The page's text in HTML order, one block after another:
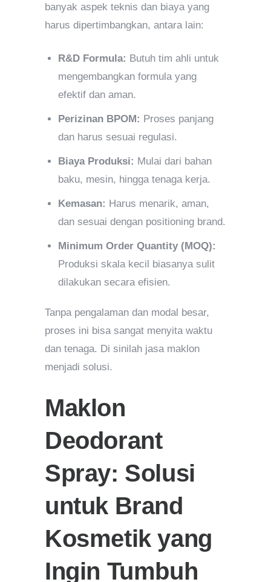
banyak aspek teknis dan biaya yang
harus dipertimbangkan, antara lain:
R&D Formula: Butuh tim ahli untuk
mengembangkan formula yang
efektif dan aman.
Perizinan BPOM: Proses panjang
dan harus sesuai regulasi.
Biaya Produksi: Mulai dari bahan
baku, mesin, hingga tenaga kerja.
Kemasan: Harus menarik, aman,
dan sesuai dengan positioning brand.
Minimum Order Quantity (MOQ):
Produksi skala kecil biasanya sulit
dilakukan secara efisien.
Tanpa pengalaman dan modal besar,
proses ini bisa sangat menyita waktu
dan tenaga. Di sinilah jasa maklon
menjadi solusi.
Maklon
Deodorant
Spray: Solusi
untuk Brand
Kosmetik yang
Ingin Tumbuh